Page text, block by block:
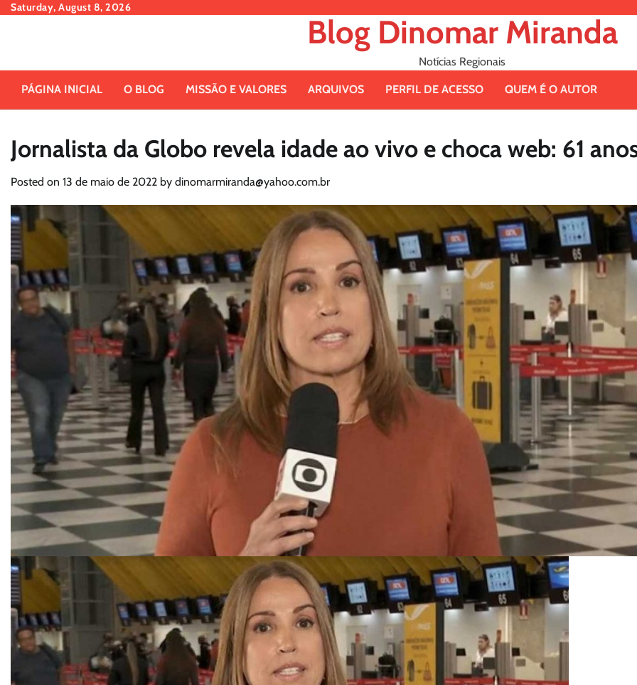
SkipSaturday, August 8, 2026
Blog Dinomar Miranda
Notícias Regionais
PÁGINA INICIAL O BLOG MISSÃO E VALORES ARQUIVOS PERFIL DE ACESSO QUEM É O AUTOR
Jornalista da Globo revela idade ao vivo e choca web: 61
Posted on 13 de maio de 2022 by dinomarmiranda@yahoo.com.br